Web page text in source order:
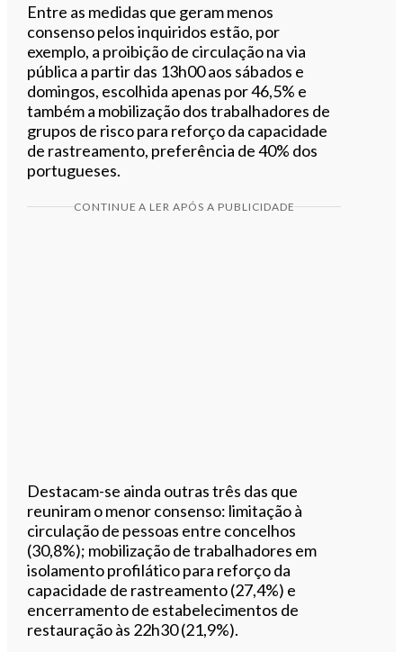
Entre as medidas que geram menos
consenso pelos inquiridos estão, por
exemplo, a proibição de circulação na via
pública a partir das 13h00 aos sábados e
domingos, escolhida apenas por 46,5% e
também a mobilização dos trabalhadores de
grupos de risco para reforço da capacidade
de rastreamento, preferência de 40% dos
portugueses.
CONTINUE A LER APÓS A PUBLICIDADE
Destacam-se ainda outras três das que
reuniram o menor consenso: limitação à
circulação de pessoas entre concelhos
(30,8%); mobilização de trabalhadores em
isolamento profilático para reforço da
capacidade de rastreamento (27,4%) e
encerramento de estabelecimentos de
restauração às 22h30 (21,9%).